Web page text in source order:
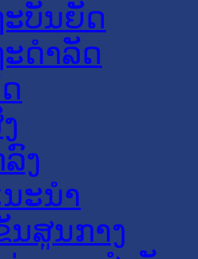
ບັນຍັດ
ດໍາລັດ
ງ
ະນໍາ
ນສູນກາງ